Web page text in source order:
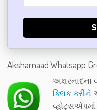
Aksharnaad Whatsapp
ક્લિક કરીને
વ્હોટ્સએપમાં.